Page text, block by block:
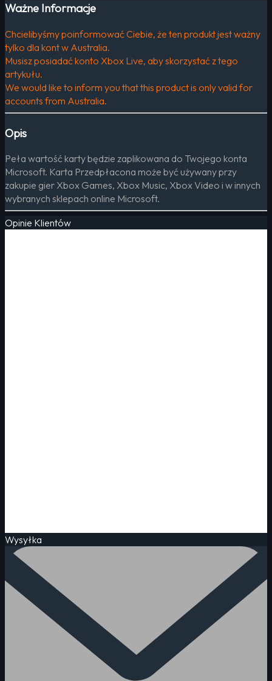
Ważne Informacje
Chcielibyśmy poinformować Ciebie, że ten produkt jest ważny
tylko dla kont w Australia.
Musisz posiadać konto Xbox Live, aby skorzystać z tego
artykułu.
We would like to inform you that this product is only valid for
accounts from Australia.
Opis
Peła wartość karty będzie zaplikowana do Twojego konta
Microsoft. Karta Przedpłacona może być używany przy
zakupie gier Xbox Games, Xbox Music, Xbox Video i w innych
wybranych sklepach online Microsoft.
Opinie Klientów
Wysyłka